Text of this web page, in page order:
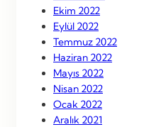
Ekim 2022
Eylül 2022
Temmuz 2022
Haziran 2022
Mayıs 2022
Nisan 2022
Ocak 2022
Aralık 2021